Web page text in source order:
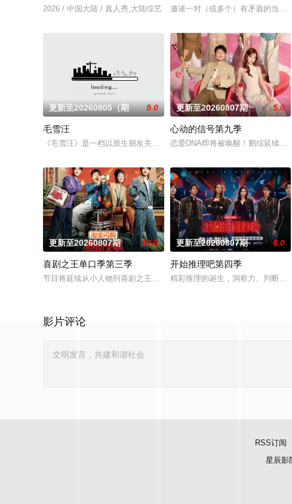
2026 / 中国大陆 / 真人秀,大陆综艺 邀请一对（或多个）有矛盾的当事
更新至20260805（期 9.0
毛雪汪
《毛雪汪》是一档以原生朋友关系为切入点的场景化真人秀综艺节目。
更新至20260807期 5.0
心动的信号第九季
恋爱DNA即将被唤醒！鹅综延续这
更新至20260807期 10.0
喜剧之王单口季第三季
节目将延续从小人物到喜剧之王的故事，汇聚来自全国各地脱口秀俱乐
更新至20260807期 6.0
开始推理吧第四季
精彩推理的诞生，洞察力、判断力
影片评论
RSS订阅
星辰影